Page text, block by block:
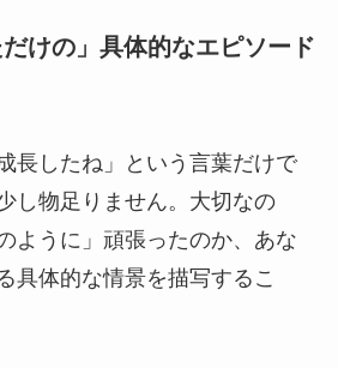
けの」具体的なエピソード
長したね」という言葉だけで
し物足りません。大切なの
ように」頑張ったのか、あな
具体的な情景を描写するこ